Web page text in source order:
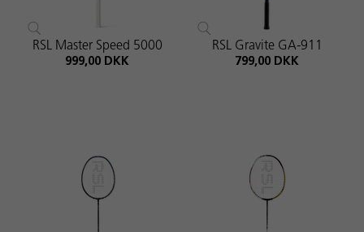
RSL Master Speed 5000
999,00 DKK
RSL Gravite GA-911
799,00 DKK